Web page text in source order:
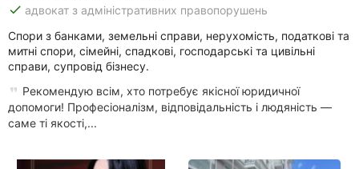
done адвокат з адміністративних правопорушень
Спори з банками, земельні справи, нерухомість, податкові та
митні спори, сімейні, спадкові, господарські та цивільні
справи, супровід бізнесу.
Рекомендую всім, хто потребує якісної юридичної
допомоги! Професіоналізм, відповідальність і людяність —
саме ті якості,...